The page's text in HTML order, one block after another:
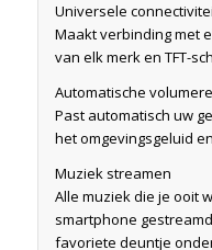
Universele
Maakt verbinding met
van elk merk en TFT-
Automatische
Past automatisch uw
het omgevingsgeluid
Muziek streamen
Alle muziek die je ooit
smartphone
favoriete deuntje